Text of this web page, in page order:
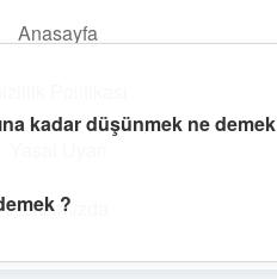
Anasayfa
Hakkımızda
İlham
hayatı gör.
kadar düşünmek ne
?